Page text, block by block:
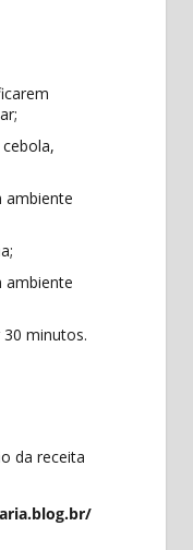
ambiente
ambiente
30 minutos.
da receita